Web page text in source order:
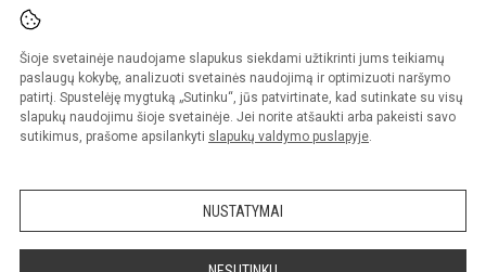
Šioje svetainėje naudojame slapukus siekdami užtikrinti jums teikiamų
paslaugų kokybę, analizuoti svetainės naudojimą ir optimizuoti naršymo
patirtį. Spustelėję mygtuką „Sutinku“, jūs patvirtinate, kad sutinkate su visų
slapukų naudojimu šioje svetainėje. Jei norite atšaukti arba pakeisti savo
sutikimus, prašome apsilankyti slapukų valdymo puslapyje.
NUSTATYMAI
© 2023. Vilniaus Vaduvos darželis - mokykla. Visos teisės saugomos.
Kopijuoti turinį be raštiško įstaigos administracijos sutikimo griežtai draudžiama.
Prieinamumo paraiška Slapukų politika
Sumanus būdas atnaujinti